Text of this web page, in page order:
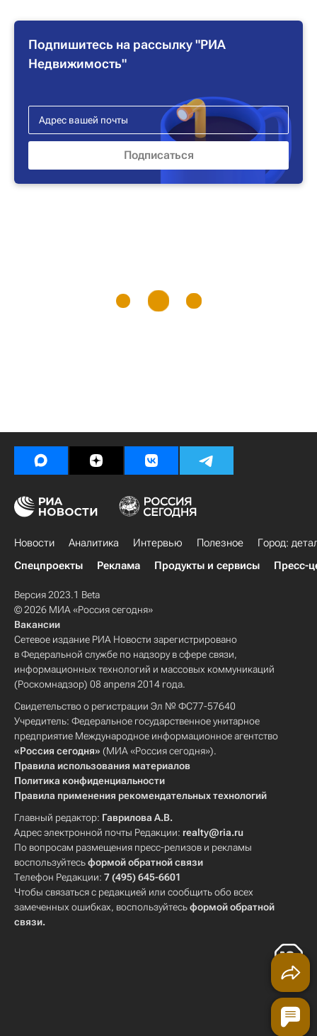
Подпишитесь на рассылку "РИА
Недвижимость"
Новости Аналитика Интервью Полезное
Город:
Спецпроекты
Реклама Продукты и сервисы Пресс-
Версия 2023.1 Beta
© 2026 МИА «Россия сегодня»
Вакансии
Сетевое издание РИА Новости зарегистрировано
в Федеральной службе по надзору в сфере связи,
информационных технологий и массовых коммуникаций
(Роскомнадзор) 08 апреля 2014 года.
Свидетельство о регистрации Эл № ФС77-57640
Учредитель: Федеральное государственное унитарное
предприятие Международное информационное агентство
«Россия сегодня» (МИА «Россия сегодня»).
Правила использования материалов
Политика конфиденциальности
Правила применения рекомендательных технологий
Главный редактор: Гаврилова А.В.
Адрес электронной почты Редакции: realty@ria.ru
По вопросам размещения пресс-релизов и рекламы
воспользуйтесьформой обратной связи
Телефон Редакции: 7 (495) 645-6601
Чтобы связаться с редакцией или сообщить обо всех
замеченных ошибках, воспользуйтесьформой обратной
связи.